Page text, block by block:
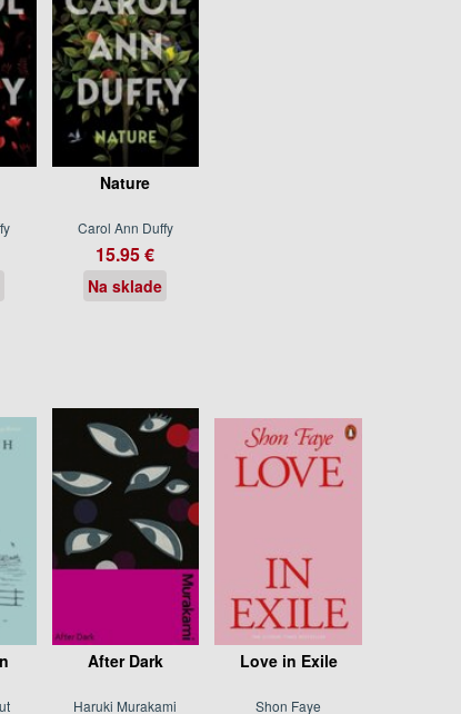
Nature
Carol Ann Duffy
15.95 €
Na sklade
After Dark
Haruki Murakami
Love in Exile
Shon Faye